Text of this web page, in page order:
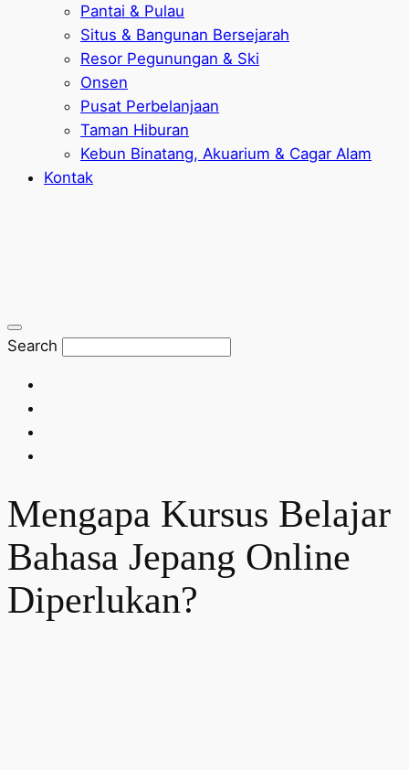
Pantai & Pulau
Situs & Bangunan Bersejarah
Resor Pegunungan & Ski
Onsen
Pusat Perbelanjaan
Taman Hiburan
Kebun Binatang, Akuarium & Cagar Alam
Kontak
Search
Mengapa Kursus Belajar
Bahasa Jepang Online
Diperlukan?